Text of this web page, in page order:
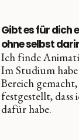
Gibt es für dich
ohne selbst
Ich finde
Im Studium
Bereich
festgestellt,
dafür habe.